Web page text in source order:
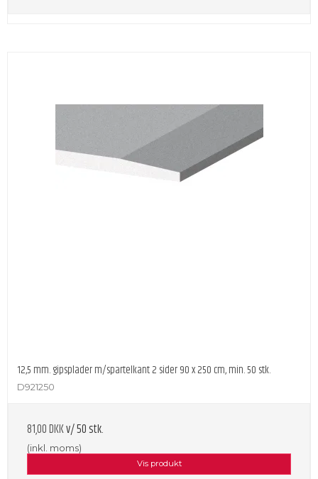
12,5 mm. gipsplader m/spartelkant 2 sider 90 x 250 cm, min. 50 stk.
D921250
81,00 DKKv/ 50 stk.
(inkl. moms)
Vis produkt